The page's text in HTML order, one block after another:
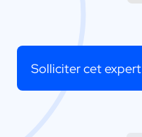
Solliciter cet expert